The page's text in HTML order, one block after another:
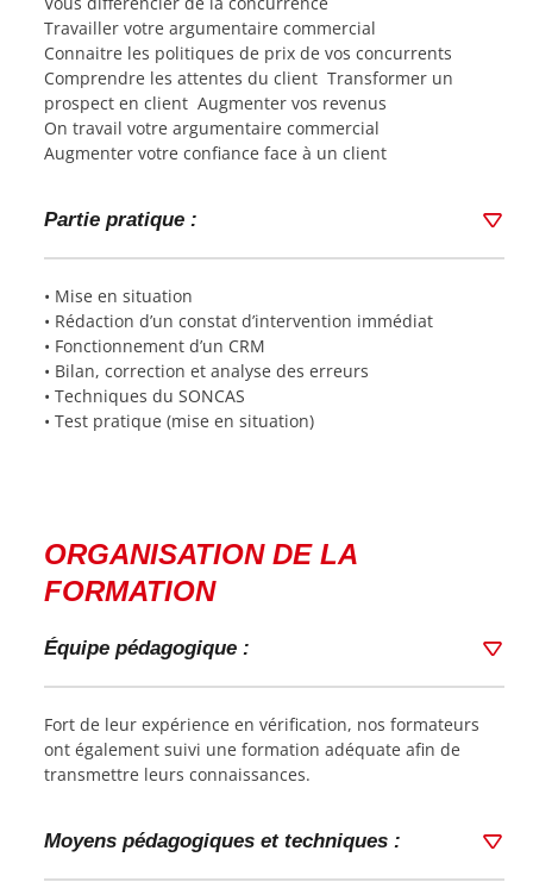
Travailler votre argumentaire commercial
Connaitre les politiques de prix de vos concurrents
Comprendre les attentes du client Transformer un
prospect en client Augmenter vos revenus
On travail votre argumentaire commercial
Augmenter votre confiance face à un client
Partie pratique :
• Mise en situation
• Rédaction d’un constat d’intervention immédiat
• Fonctionnement d’un CRM
• Bilan, correction et analyse des erreurs
• Techniques du SONCAS
• Test pratique (mise en situation)
ORGANISATION DE LA
FORMATION
Équipe pédagogique :
Fort de leur expérience en vérification, nos formateurs
ont également suivi une formation adéquate afin de
transmettre leurs connaissances.
Moyens pédagogiques et techniques :